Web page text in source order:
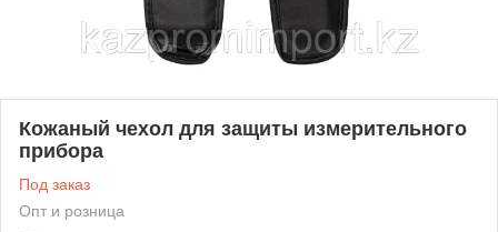
Кожаный чехол для защиты измерительного
прибора
Под заказ
Опт и розница